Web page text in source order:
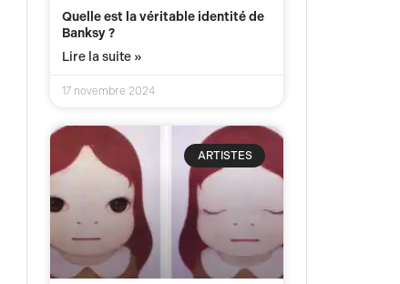
Quelle est la véritable identité de
Banksy ?
Lire la suite »
17 novembre 2024
ARTISTES